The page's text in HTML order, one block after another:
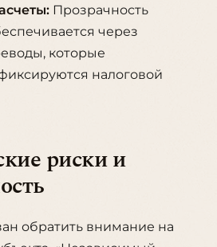
Прозрачность
через
которые
налоговой
риски и
обратить внимание на